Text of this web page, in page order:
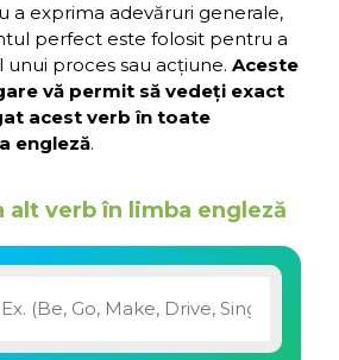
a exprima adevăruri generale,
perfect este folosit pentru a
proces sau acțiune. Aceste
vă permit să vedeți exact
acest verb în toate
engleză.
alt verb în limba engleză